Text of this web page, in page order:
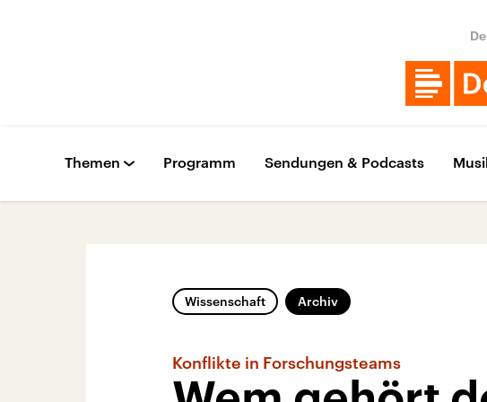
Themen Programm Sendungen & Podcasts
Wissenschaft Archiv
Konflikte in Forschungsteams